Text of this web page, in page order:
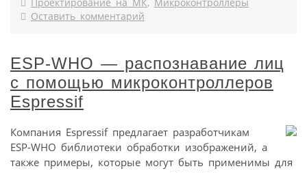
Проектирование на МК, Микроконтроллеры
Оставить комментарий
ESP-WHO — распознавание лиц
с помощью микроконтроллеров
Espressif
Компания Espressif предлагает разработчикам
ESP-WHO библиотеки обработки изображений, а
также примеры, которые могут быть применимы для